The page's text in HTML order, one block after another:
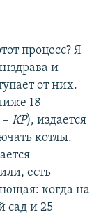
процесс? Я
и
от них.
18
КР), издается
котлы.
есть
когда на
сад и 25